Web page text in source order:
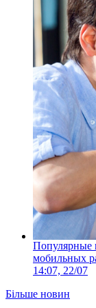
Популярные
мобильных
14:07, 22/07
Більше новин